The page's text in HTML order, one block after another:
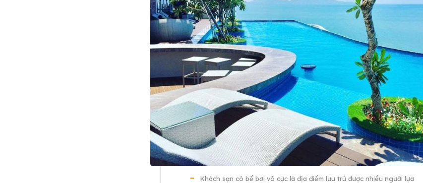
Khách sạn có bể bơi vô cực là địa điểm lưu trú được nhiều người lựa